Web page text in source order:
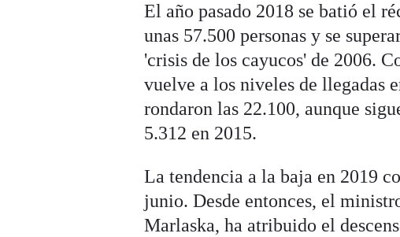
El año pasado 2018 se batió el
unas 57.500 personas y se
'crisis de los cayucos' de 2006.
vuelve a los niveles de llegadas
rondaron las 22.100, aunque
5.312 en 2015.
La tendencia a la baja en 2019
junio. Desde entonces, el
Marlaska, ha atribuido el